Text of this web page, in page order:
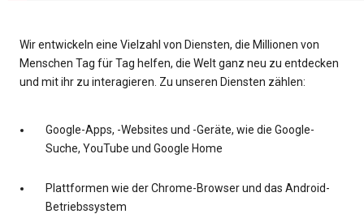
Wir entwickeln eine Vielzahl von Diensten, die Millionen von
Menschen Tag für Tag helfen, die Welt ganz neu zu entdecken
und mit ihr zu interagieren. Zu unseren Diensten zählen:
Google-Apps, -Websites und -Geräte, wie die Google-
Suche, YouTube und Google Home
Plattformen wie der Chrome-Browser und das Android-
Betriebssystem